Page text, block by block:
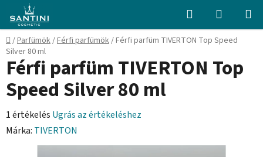
fő
tartalomhoz
Keresés KOSÁR
Kezdőlap
/Parfümök/Férfi parfümök/Férfi parfüm TIVERTON Top Speed ​​​​
Silver 80 ml
Férfi parfüm TIVERTON Top
Speed ​​​​Silver 80 ml
A
termék
1 értékelés Ugrás az értékeléshez
Márka: TIVERTON